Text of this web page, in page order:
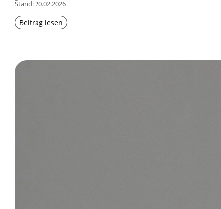
Stand:20.02.2026
Beitrag lesen